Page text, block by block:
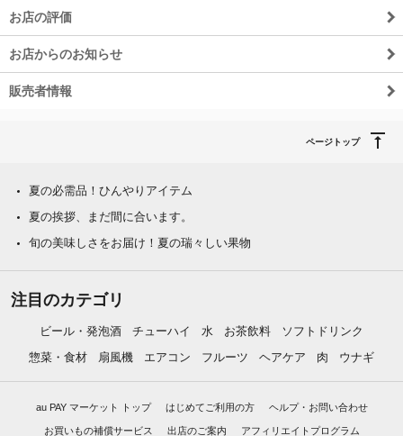
お店の評価
お店からのお知らせ
販売者情報
ページトップ
夏の必需品！ひんやりアイテム
夏の挨拶、まだ間に合います。
旬の美味しさをお届け！夏の瑞々しい果物
注目のカテゴリ
ビール・発泡酒 チューハイ 水 お茶飲料
ソフトドリンク
惣菜・食材
扇風機 エアコン フルーツ ヘアケア 肉 ウナギ
au PAY マーケット トップ はじめてご利用の方 ヘルプ・お問い合わせ
お買いもの補償サービス 出店のご案内 アフィリエイトプログラム